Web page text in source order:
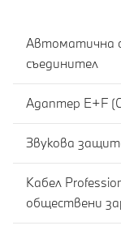
Автоматична
съединител
Адаптер E+F
Звукова
Кабел
обществени